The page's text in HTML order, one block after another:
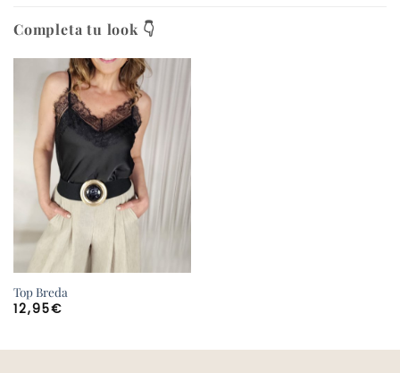
Completa tu look 👇
Top Breda
12,95€